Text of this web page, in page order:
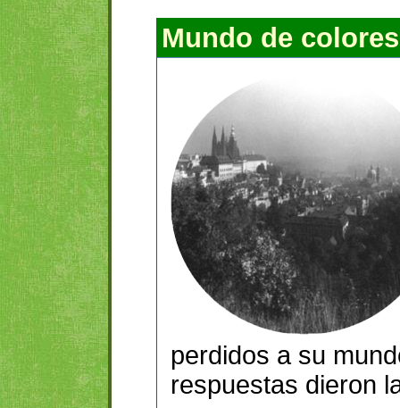
Mundo de colores
perdidos a su
respuestas dieron